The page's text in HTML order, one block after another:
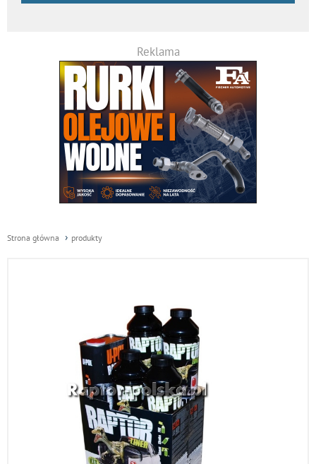
Reklama
Strona główna produkty